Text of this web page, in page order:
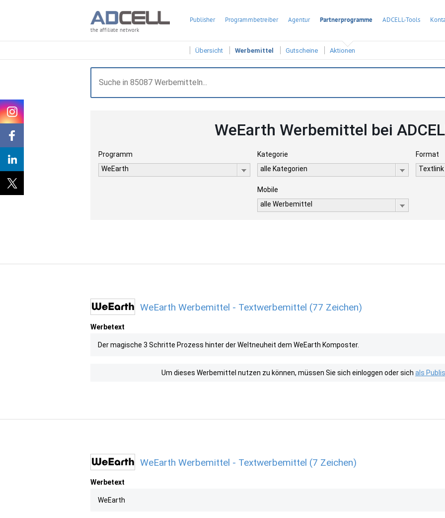
the affiliate network
Publisher Programmbetreiber Agentur Partnerprogramme ADCELL-Tools
Übersicht Werbemittel Gutscheine Aktionen
WeEarth Werbemittel bei
Programm
WeEarth
Kategorie
alle Kategorien
Format
Textlink
Mobile
alle Werbemittel
WeEarth Werbemittel - Textwerbemittel (77 Zeichen)
Werbetext
Der magische 3 Schritte Prozess hinter der Weltneuheit dem WeEarth Komposter.
Um dieses Werbemittel nutzen zu können, müssen Sie sich einloggen oder sich als
WeEarth Werbemittel - Textwerbemittel (7 Zeichen)
Werbetext
WeEarth